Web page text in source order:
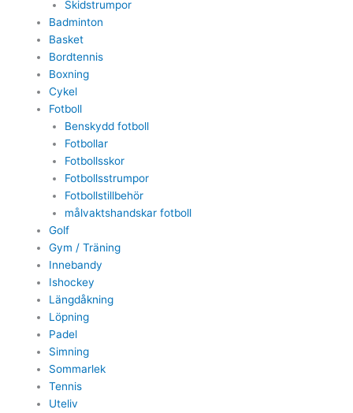
Skidstrumpor
Badminton
Basket
Bordtennis
Boxning
Cykel
Fotboll
Benskydd fotboll
Fotbollar
Fotbollsskor
Fotbollsstrumpor
Fotbollstillbehör
målvaktshandskar fotboll
Golf
Gym / Träning
Innebandy
Ishockey
Längdåkning
Löpning
Padel
Simning
Sommarlek
Tennis
Uteliv